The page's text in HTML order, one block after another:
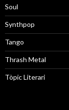
Soul
Synthpop
Tango
Thrash Metal
Tòpic Literari